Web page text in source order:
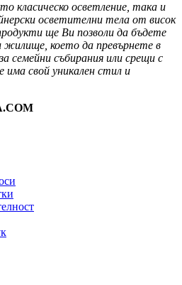
класическо осветление, така и
осветителни тела от висок
ще Ви позволи да бъдете
жилище, което да превърнете в
семейни събирания или срещи с
свой уникален стил и